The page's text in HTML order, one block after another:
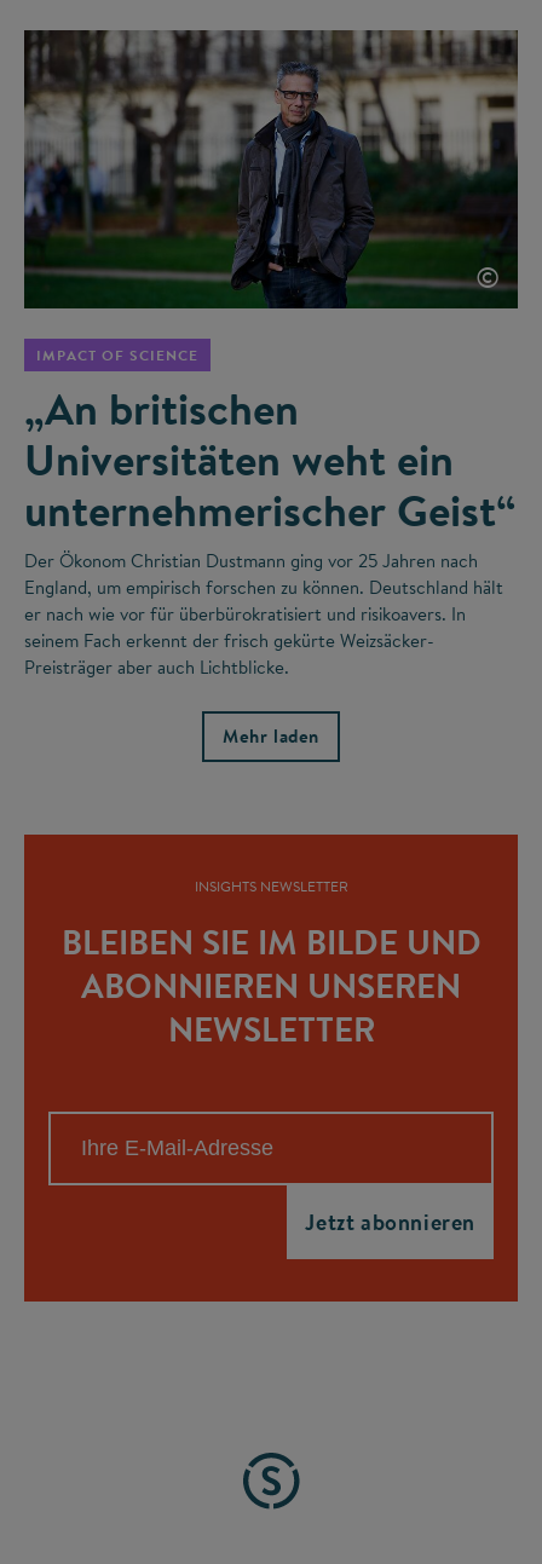
©
IMPACT OF SCIENCE
„An britischen
Universitäten weht ein
unternehmerischer Geist“
Der Ökonom Christian Dustmann ging vor 25 Jahren nach
England, um empirisch forschen zu können. Deutschland hält
er nach wie vor für überbürokratisiert und risikoavers. In
seinem Fach erkennt der frisch gekürte Weizsäcker-
Preisträger aber auch Lichtblicke.
Mehr laden
INSIGHTS NEWSLETTER
BLEIBEN SIE IM BILDE UND
ABONNIEREN UNSEREN
NEWSLETTER